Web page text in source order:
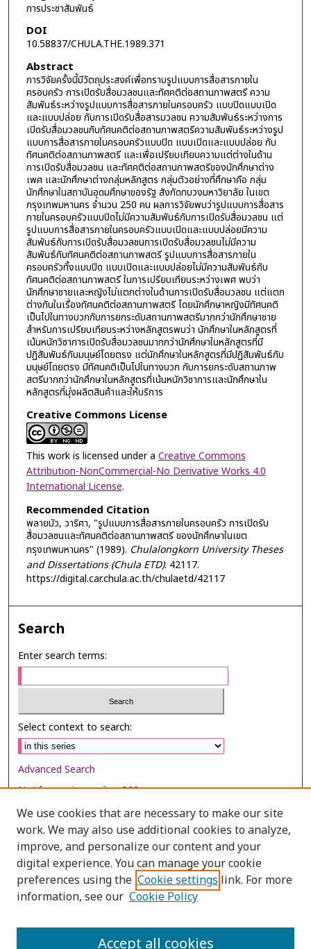
การประชาสัมพันธ์
DOI
10.58837/CHULA.THE.1989.371
Abstract
การวิจัยครั้งนี้มีวัตถุประสงค์เพื่อทราบรูปแบบการสื่อสารภายใน
ครอบครัว การเปิดรับสื่อมวลชนและทัศคติต่อสถานภาพสตรี ความ
สัมพันธ์ระหว่างรูปแบบการสื่อสารภายในครอบครัว แบบปิดแบบเปิด
และแบบปล่อย กับการเปิดรับสื่อสารมวลชน ความสัมพันธ์ระหว่างการ
เปิดรับสื่อมวลชนกับทัศนคติต่อสถานภาพสตรีความสัมพันธ์ระหว่างรูป
แบบการสื่อสารภายในครอบครัวแบบปิด แบบเปิดและแบบปล่อย กับ
ทัศนคติต่อสถานภาพสตรี และเพื่อเปรียบเทียบความแต่ต่างในด้าน
การเปิดรับสื่อมวลชน และทัศคติต่อสถานภาพสตรีของนักศึกษาต่าง
เพศ และนักศึกษาต่างกลุ่มหลักสูตร กลุ่มตัวอย่างที่ศึกษาคือ กลุ่ม
นักศึกษาในสถาบันอุดมศึกษาของรัฐ สังกัดทบวงมหาวิยาลัย ในเขต
กรุงเทพมหานคร จำนวน 250 คน ผลการวิจัยพบว่ารูปแบบการสื่อสาร
ภายในครอบครัวแบบปิดไม่มีความสัมพันธ์กับการเปิดรับสื่อมวลชน แต่
รูปแบบการสื่อสารภายในครอบครัวแบบเปิดและแบบปล่อยมีความ
สัมพันธ์กับการเปิดรับสื่อมวลชนการเปิดรับสื่อมวลชนไม่มีความ
สัมพันธ์กับทัศนคติต่อสถานภาพสตรี รูปแบบการสื่อสารภายใน
ครอบครัวทั้งแบบปิด แบบเปิดและแบบปล่อยไม่มีความสัมพันธ์กับ
ทัศนคติต่อสถานภาพสตรี ในการเปรียบเทียบระหว่างเพศ พบว่า
นักศึกษาชายและหญิงไม่แตกต่างในด้านการเปิดรับสื่อมวลชน แต่แตก
ต่างกันในเรื่องทัศนคติต่อสถานภาพสตรี โดยนักศึกษาหญิงมีทัศนคติ
เป็นไปในทางบวกกับการยกระดับสถานภาพสตรีมากกว่านักศึกษาชาย
สำหรับการเปรียบเทียบระหว่างหลักสูตรพบว่า นักศึกษาในหลักสูตรที่
เน้นหนักวิชาการเปิดรับสื่อมวลชนมากกว่านักศึกษาในหลักสูตรที่มี
ปฏิสัมพันธ์กับมนุษย์โดยตรง แต่นักศึกษาในหลักสูตรที่มีปฏิสัมพันธ์กับ
มนุษย์โดยตรง มีทัศนคติเป็นไปในทางบวก กับการยกระดับสถานภาพ
สตรีมากกว่านักศึกษาในหลักสูตรที่เน้นหนักวิชาการและนักศึกษาใน
หลักสูตรที่มุ่งผลิตสินค้าและให้บริการ
Creative Commons License
This work is licensed under a Creative Commons
Attribution-NonCommercial-No Derivative Works 4.0
International License.
Recommended Citation
พลายบัว, วาริศา, "รูปแบบการสื่อสารภายในครอบครัว การเปิดรับ
สื่อมวลชนและทัศนคติต่อสถานภาพสตรี ของนักศึกษาในเขต
กรุงเทพมหานคร" (1989). Chulalongkorn University Theses
and Dissertations (Chula ETD). 42117.
https://digital.car.chula.ac.th/chulaetd/42117
Search
Enter search terms:
Select context to search:
Advanced Search
Notify me via email orRSS
Browse
Collections
Disciplines
Authors
We use cookies that are necessary to make our site
work. We may also use additional cookies to analyze,
improve, and personalize our content and your
digital experience. You can manage your cookie
preferences using the Cookie settings link. For more
information, see our Cookie Policy
Accept all cookies